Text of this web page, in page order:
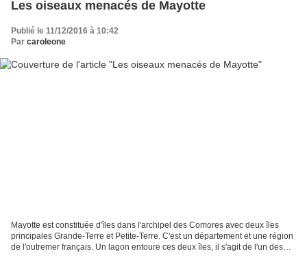
Les oiseaux menacés de Mayotte
Publié le 11/12/2016 à 10:42
Par caroleone
Mayotte est constituée d'îles dans l'archipel des Comores avec deux îles
principales Grande-Terre et Petite-Terre. C'est un département et une région
de l'outremer français. Un lagon entoure ces deux îles, il s'agit de l'un des